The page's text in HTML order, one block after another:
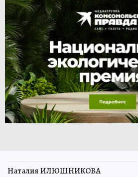
Наталия ИЛЮШНИКОВА